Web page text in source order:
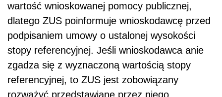
wartość wnioskowanej pomocy publicznej,
dlatego ZUS poinformuje wnioskodawcę przed
podpisaniem umowy o ustalonej wysokości
stopy referencyjnej. Jeśli wnioskodawca anie
zgadza się z wyznaczoną wartością stopy
referencyjnej, to ZUS jest zobowiązany
rozważyć przedstawiane przez niego